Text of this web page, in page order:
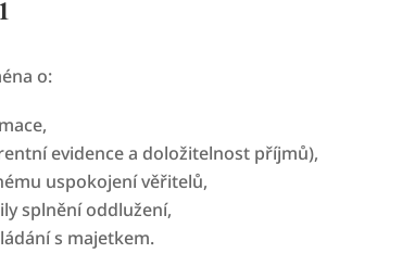
o:
evidence a doložitelnost příjmů),
uspokojení věřitelů,
splnění oddlužení,
s majetkem.